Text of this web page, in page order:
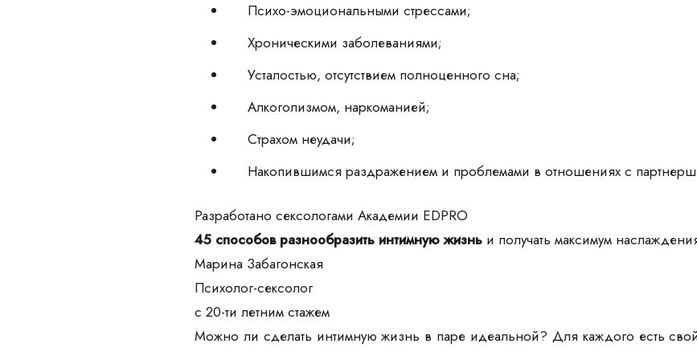
Психо-эмоциональными стрессами;
Хроническими заболеваниями;
Усталостью, отсутствием полноценного сна;
Алкоголизмом, наркоманией;
Страхом неудачи;
Накопившимся раздражением и проблемами в отношениях с
Разработано сексологами Академии EDPRO
45 способов разнообразить интимную жизнь и получать максимум
Марина Забагонская
Психолог-сексолог
с 20-ти летним стажем
Можно ли сделать интимную жизнь в паре идеальной? Для каждого есть